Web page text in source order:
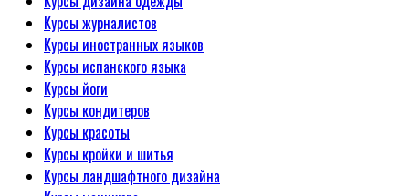
Курсы журналистов
Курсы иностранных языков
Курсы испанского языка
Курсы йоги
Курсы кондитеров
Курсы красоты
Курсы кройки и шитья
Курсы ландшафтного дизайна